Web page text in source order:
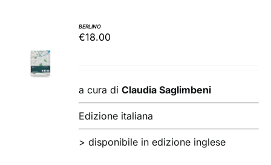
AL
CARRELLO
/
BERLINO
€18.00
a cura diClaudia Saglimbeni
Edizione italiana
> disponibile in edizione inglese